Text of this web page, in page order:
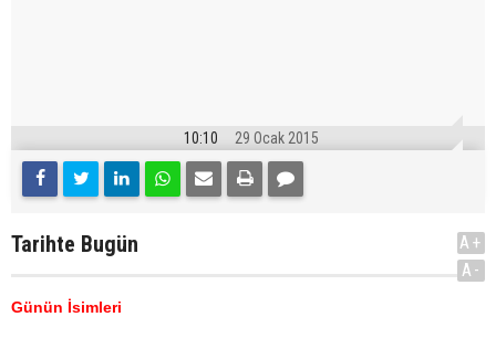
10:10 29 Ocak 2015
Tarihte Bugün
A+
A-
Günün İsimleri